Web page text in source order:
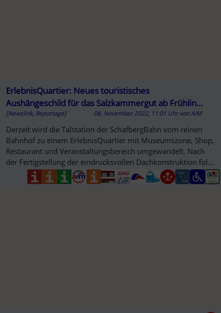
ErlebnisQuartier: Neues touristisches
Aushängeschild für das Salzkammergut ab Frühling
2023
[Newslink, Reportage] 08. November 2022, 11:01 Uhr vonAIM
Derzeit wird die Talstation der SchafbergBahn vom reinen
Bahnhof zu einem ErlebnisQuartier mit Museumszone, Shop,
Restaurant und Veranstaltungsbereich umgewandelt. Nach
der Fertigstellung der eindrucksvollen Dachkonstruktion folgt